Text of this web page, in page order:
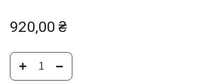
920,00 ₴
СТОЙКИ
ДЛЯ
ПАЛАТКИ